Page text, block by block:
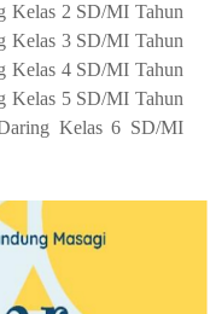
Kelas 2 SD/MI Tahun
Kelas 3 SD/MI Tahun
Kelas 4 SD/MI Tahun
Kelas 5 SD/MI Tahun
Kelas 6 SD/MI